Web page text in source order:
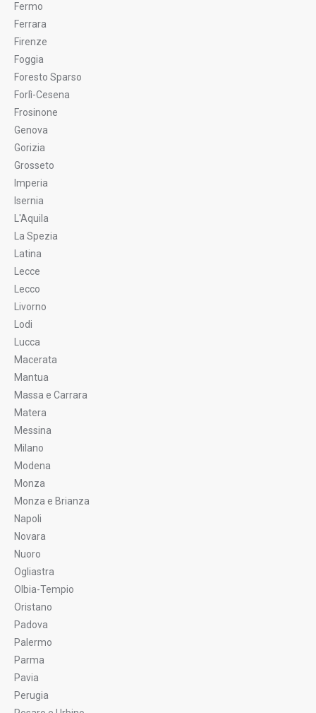
Fermo
Ferrara
Firenze
Foggia
Foresto Sparso
Forlì-Cesena
Frosinone
Genova
Gorizia
Grosseto
Imperia
Isernia
L'Aquila
La Spezia
Latina
Lecce
Lecco
Livorno
Lodi
Lucca
Macerata
Mantua
Massa e Carrara
Matera
Messina
Milano
Modena
Monza
Monza e Brianza
Napoli
Novara
Nuoro
Ogliastra
Olbia-Tempio
Oristano
Padova
Palermo
Parma
Pavia
Perugia